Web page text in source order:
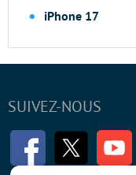
iPhone 17
SUIVEZ-NOUS
FacebookTwitter